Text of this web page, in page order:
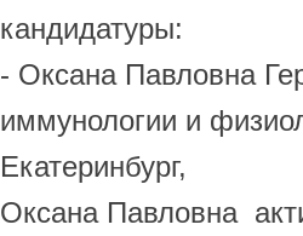
кандидатуры:
- Оксана Павловна
иммунологии и
Екатеринбург,
Оксана Павловна